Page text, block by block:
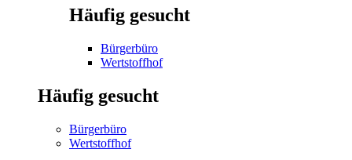
Häufig gesucht
Bürgerbüro
Wertstoffhof
Häufig gesucht
Bürgerbüro
Wertstoffhof